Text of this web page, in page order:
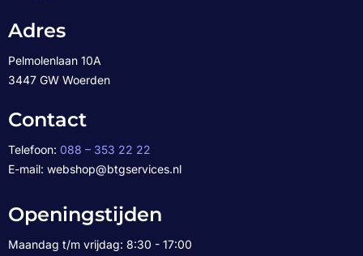
Adres
Pelmolenlaan 10A
3447 GW Woerden
Contact
Telefoon: 088 – 353 22 22
E-mail: webshop@btgservices.nl
Openingstijden
Maandag t/m vrijdag: 8:30 - 17:00